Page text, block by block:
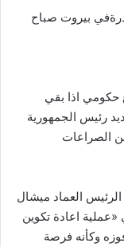
بيروت صباح
حكومي اذا بقي
رئيس الجمهورية
الصراعات
العماد ميشال
اعادة تكوين
وكأنه فرصة